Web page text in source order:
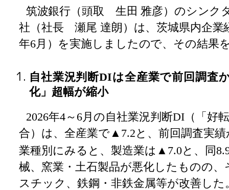
筑波銀行（頭取 生田 雅彦）のシンク
社（社長 瀬尾 達朗）は、茨城県内企業
年6月）を実施しましたので、その結果
自社業況判断DIは全産業で前回調査
化」超幅が縮小
2026年4～6月の自社業況判断DI（「好
合）は、全産業で▲7.2と、前回調査実
業種別にみると、製造業は▲7.0と、同
械、窯業・土石製品が悪化したものの
スチック、鉄鋼・非鉄金属等が改善し